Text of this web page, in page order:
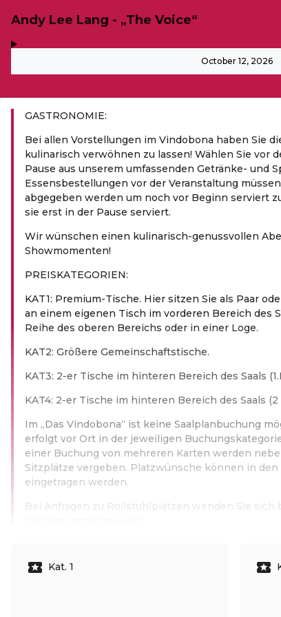
Andy Lee Lang - „The Voice“
October 12, 2026
GASTRONOMIE:
Bei allen Vorstellungen im Vindobona haben Sie
kulinarisch verwöhnen zu lassen! Wählen Sie vor
Pause aus unserem umfassenden Getränke- und
Essensbestellungen vor der Veranstaltung
abgegeben werden um noch vor Beginn serviert
sie erst in der Pause serviert.
Wir wünschen einen kulinarisch-genussvollen
Showmomenten!
PREIS­KA­TE­GO­RIEN:
KAT1: Premium-Tische. Hier sitzen Sie als Paar
an einem eigenen Tisch im vorderen Bereich des
Reihe des oberen Bereichs oder in einer Loge.
KAT2: Größere Gemeinschaftstische.
KAT3: 2‑er Tische im hinteren Bereich des Saals
KAT4: 2‑er Tische im hinteren Bereich des Saals (2
Im „Das Vindobona“ ist keine Saalplanbuchung
erfolgt vor Ort in der jeweiligen
einer Buchung von mehreren Karten werden
Sitzplätze vergeben. Platzwünsche können in
eingetragen werden.
Bei Anfragen zu Rollstuhlplätzen wenden Sie sich
Kat. 1